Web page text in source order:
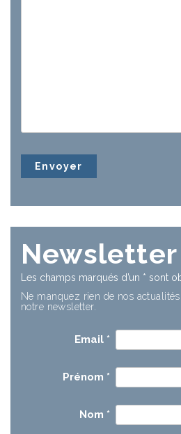
Newsletter
Les champs marqués d’un * sont
Ne manquez rien de nos
notre newsletter.
Email *
Prénom *
Nom *